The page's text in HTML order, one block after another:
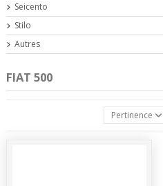
FIAT 500
Pertinence
Seicento
Stilo
Autres